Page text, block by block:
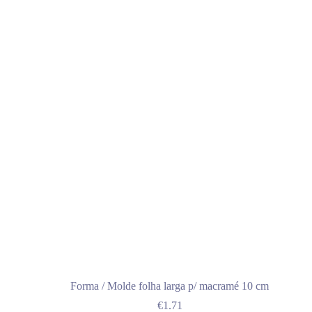
Forma / Molde folha larga p/ macramé 10 cm
€1.71